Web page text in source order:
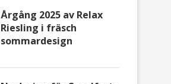
Årgång 2025 av Relax
Riesling i fräsch
sommardesign